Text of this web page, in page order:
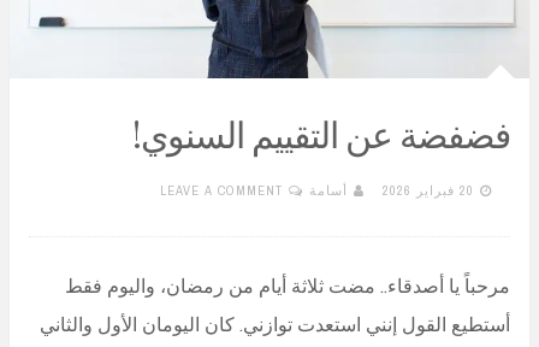
فضفضة عن التقييم السنوي!
20 فبراير 2026 أسامة LEAVE A COMMENT
مرحباً يا أصدقاء.. مضت ثلاثة أيام من رمضان، واليوم فقط
أستطيع القول إنني استعدت توازني. كان اليومان الأول والثاني